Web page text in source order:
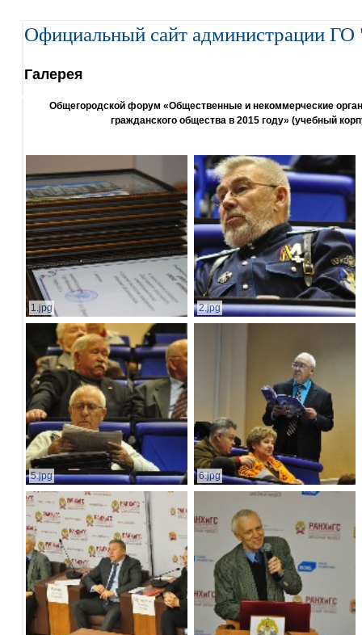
Официальный сайт администрации ГО
Галерея
Общегородской форум «Общественные и некоммерческие
гражданского общества в 2015 году» (учебный
1.jpg 2.jpg
5.jpg 6.jpg